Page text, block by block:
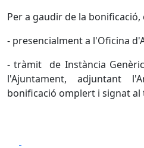
Per a gaudir de la bonificació,
- presencialment a l'Oficina
- tràmit de Instància
l'Ajuntament, adjuntant
bonificació omplert i signat al